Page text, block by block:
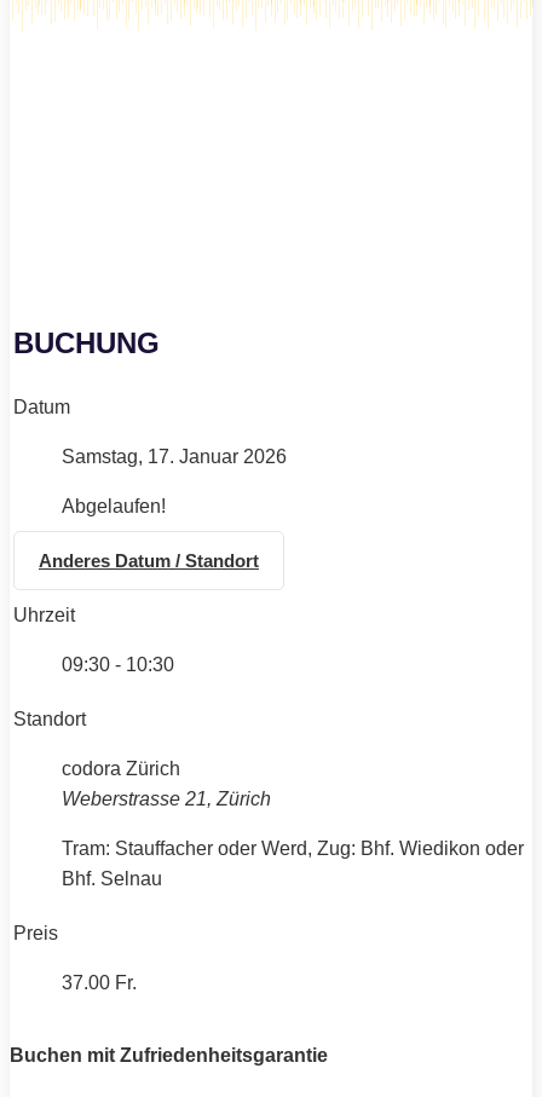
BUCHUNG
Datum
Samstag, 17. Januar 2026
Abgelaufen!
Anderes Datum / Standort
Uhrzeit
09:30 - 10:30
Standort
codora Zürich
Weberstrasse 21, Zürich
Tram: Stauffacher oder Werd, Zug: Bhf. Wiedikon oder
Bhf. Selnau
Preis
37.00 Fr.
Buchen mit Zufriedenheitsgarantie